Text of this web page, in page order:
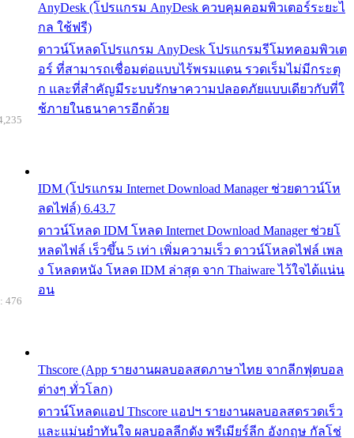
AnyDesk (โปรแกรม AnyDesk ควบคุมคอมพิวเตอร์ระยะไ
กล ใช้ฟรี)
ดาวน์โหลดโปรแกรม AnyDesk โปรแกรมรีโมทคอมพิวเต
อร์ ที่สามารถเชื่อมต่อแบบไร้พรมแดน รวดเร็มไม่มีกระตุ
ก และที่สำคัญมีระบบรักษาความปลอดภัยแบบเดียวกับที่ใ
ช้ภายในธนาคารอีกด้วย
IDM (โปรแกรม Internet Download Manager ช่วยดาวน์โห
ลดไฟล์) 6.43.7
ดาวน์โหลด IDM โหลด Internet Download Manager ช่วยโ
หลดไฟล์ เร็วขึ้น 5 เท่า เพิ่มความเร็ว ดาวน์โหลดไฟล์ เพล
ง โหลดหนัง โหลด IDM ล่าสุด จาก Thaiware ไว้ใจได้แน่น
อน
Thscore (App รายงานผลบอลสดภาษาไทย จากลีกฟุตบอล
ต่างๆ ทั่วโลก)
ดาวน์โหลดแอป Thscore แอปฯ รายงานผลบอลสดรวดเร็ว
และแม่นยำทันใจ ผลบอลลีกดัง พรีเมียร์ลีก อังกฤษ กัลโช่
476